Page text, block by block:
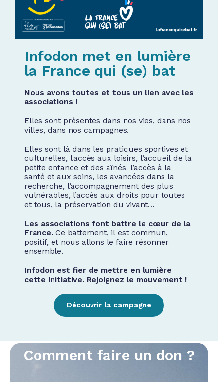
Infodon met en lumière
la France qui (se) bat
Nous avons toutes et tous un lien avec les
associations !
Elles sont présentes dans nos vies, dans nos
villes, dans nos campagnes.
Elles sont là dans les pratiques sportives et
culturelles, l’accès aux loisirs, l’accueil de la
petite enfance et des aînés, l’accès à la
santé et aux soins, les avancées dans la
recherche, l’accompagnement des plus
vulnérables, l’accès aux droits pour toutes
et tous, la préservation du vivant…
Les associations font battre le cœur de la
France. Ce battement, il est commun,
positif, et nous allons le faire résonner
ensemble.
Infodon est fier de mettre en lumière
cette initiative. Rejoignez le mouvement !
Découvrir la campagne
Comment faire un don ?